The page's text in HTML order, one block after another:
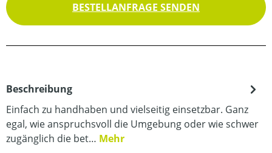
BESTELLANFRAGE SENDEN
Beschreibung
Einfach zu handhaben und vielseitig einsetzbar. Ganz
egal, wie anspruchsvoll die Umgebung oder wie schwer
zugänglich die bet… Mehr